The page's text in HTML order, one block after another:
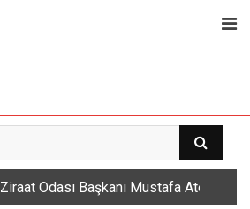
Sarıkamış’ta hanımlara yönelik